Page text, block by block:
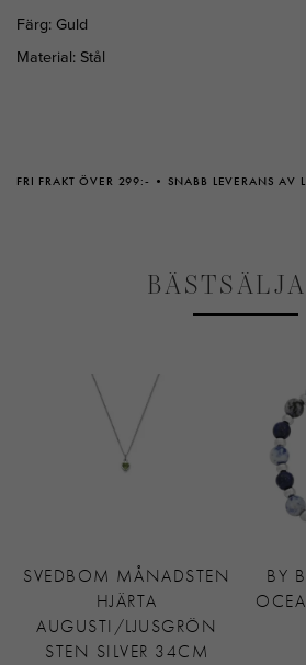
Färg: Guld
Material: Stål
FRI FRAKT ÖVER 299:- SNABB LEVERANS AV
SVEDBOM MÅNADSTEN
HJÄRTA
AUGUSTI/LJUSGRÖN
STEN SILVER 34CM
BY